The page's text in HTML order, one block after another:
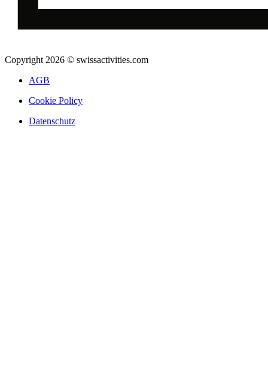
Copyright 2026 © swissactivities.com
AGB
Cookie Policy
Datenschutz